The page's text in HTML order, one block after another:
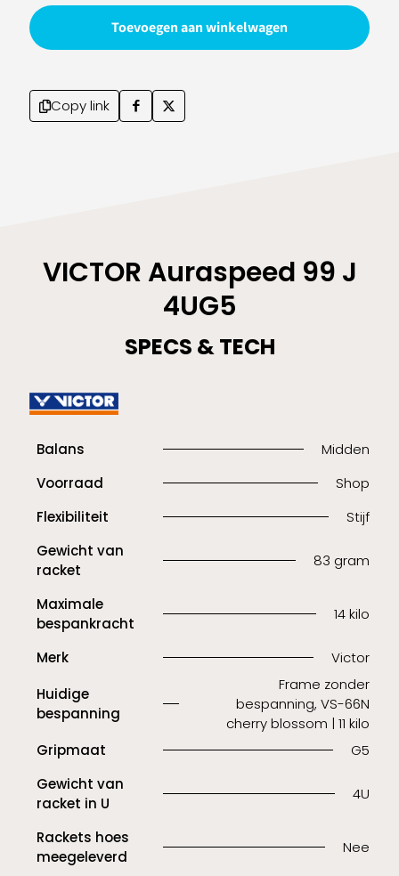
J
4UG5
aantal
Toevoegen aan winkelwagen
Copy link
VICTOR Auraspeed 99 J
4UG5
SPECS & TECH
Balans
Midden
Voorraad
Shop
Flexibiliteit
Stijf
Gewicht van
racket
83 gram
Maximale
bespankracht
14 kilo
Merk
Victor
Huidige
bespanning
Frame zonder
bespanning, VS-66N
cherry blossom | 11 kilo
Gripmaat
G5
Gewicht van
racket in U
4U
Rackets hoes
meegeleverd
Nee